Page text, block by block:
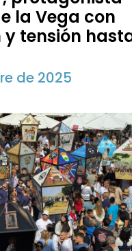
la Vega con
tensión
de 2025